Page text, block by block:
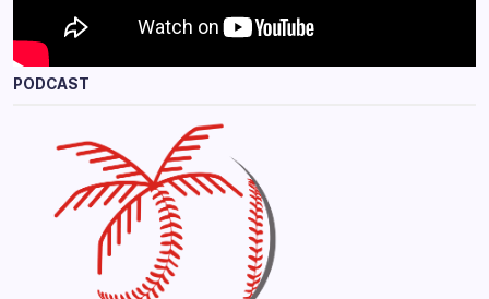
PODCAST